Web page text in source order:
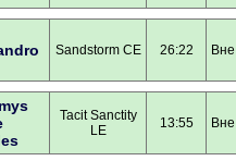
Sandstorm CE 26:22
Tacit Sanctity
LE
13:55